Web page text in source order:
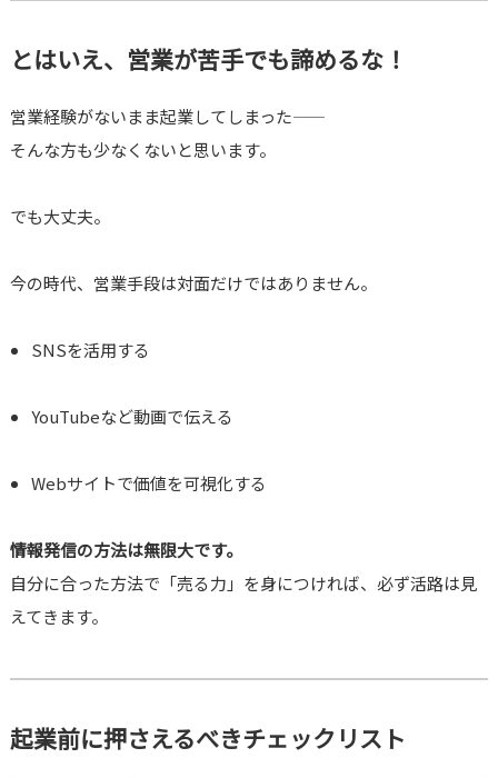
とはいえ、営業が苦手でも諦めるな！
営業経験がないまま起業してしまった――
そんな方も少なくないと思います。
でも大丈夫。
今の時代、営業手段は対面だけではありません。
SNSを活用する
YouTubeなど動画で伝える
Webサイトで価値を可視化する
情報発信の方法は無限大です。
自分に合った方法で「売る力」を身につければ、必ず活路は見
えてきます。
起業前に押さえるべきチェックリスト